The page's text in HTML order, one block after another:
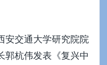
安交通大学研究院院
郭杭伟发表《复兴中